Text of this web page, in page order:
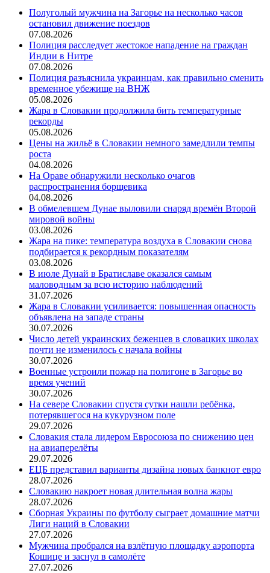
Полуголый мужчина на Загорье на несколько часов
остановил движение поездов
07.08.2026
Полиция расследует жестокое нападение на граждан
Индии в Нитре
07.08.2026
Полиция разъяснила украинцам, как правильно сменить
временное убежище на ВНЖ
05.08.2026
Жара в Словакии продолжила бить температурные
рекорды
05.08.2026
Цены на жильё в Словакии немного замедлили темпы
роста
04.08.2026
На Ораве обнаружили несколько очагов
распространения борщевика
04.08.2026
В обмелевшем Дунае выловили снаряд времён Второй
мировой войны
03.08.2026
Жара на пике: температура воздуха в Словакии снова
подбирается к рекордным показателям
03.08.2026
В июле Дунай в Братиславе оказался самым
маловодным за всю историю наблюдений
31.07.2026
Жара в Словакии усиливается: повышенная опасность
объявлена на западе страны
30.07.2026
Число детей украинских беженцев в словацких школах
почти не изменилось с начала войны
30.07.2026
Военные устроили пожар на полигоне в Загорье во
время учений
30.07.2026
На севере Словакии спустя сутки нашли ребёнка,
потерявшегося на кукурузном поле
29.07.2026
Словакия стала лидером Евросоюза по снижению цен
на авиаперелёты
29.07.2026
ЕЦБ представил варианты дизайна новых банкнот евро
28.07.2026
Словакию накроет новая длительная волна жары
28.07.2026
Сборная Украины по футболу сыграет домашние матчи
Лиги наций в Словакии
27.07.2026
Мужчина пробрался на взлётную площадку аэропорта
Кошице и заснул в самолёте
27.07.2026